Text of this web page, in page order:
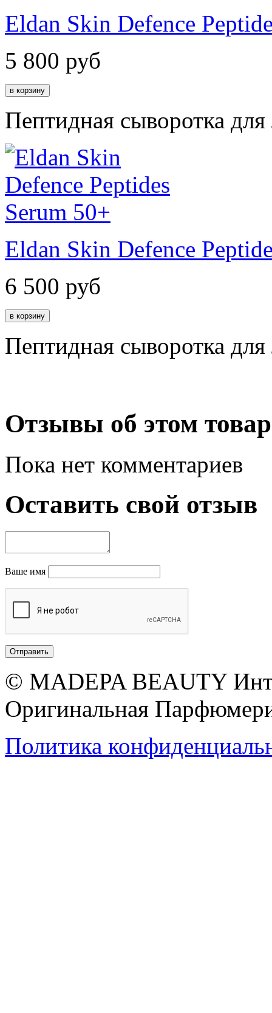
Eldan Skin Defence
5 800 руб
Пептидная сыворотка
Eldan Skin Defence
6 500 руб
Пептидная сыворотка
Отзывы об этом
Пока нет комментариев
Оставить свой отзыв
Ваше имя
© MADEPA BEAUTY
Оригинальная
Политика